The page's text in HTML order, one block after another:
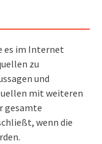
es im Internet
zu
und
mit weiteren
gesamte
wenn die